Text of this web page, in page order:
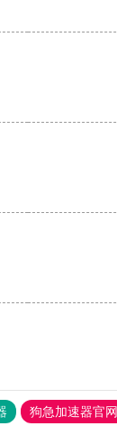
狗急加速器官网